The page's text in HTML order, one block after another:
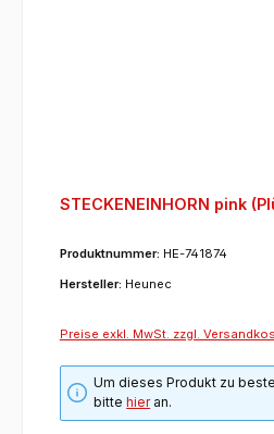
STECKENEINHORN pink
Produktnummer: HE-741874
Hersteller: Heunec
Preise exkl. MwSt. zzgl.
Um dieses Produkt zu
bittehieran.